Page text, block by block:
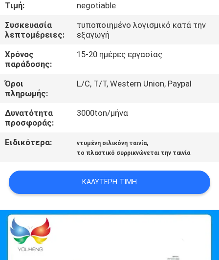
ΜΑΣ
ΕΛΆΤΕ
ΣΕ
ΕΠΑΦΉ
ΜΕ
ΕΙΔΉΣΕΙΣ
ΖΗΤΉΣΤΕ
ΑΠΌΣΠΑΣΜΑ
ΠΟΛΙΤΙΚΉ
ΑΠΟΡΡΉΤΟΥ
Τιμή:
negotiable
Συσκευασία
λεπτομέρειες:
τυποποιημένο λογισμικό κατά την
εξαγωγή
Χρόνος
παράδοσης:
15-20 ημέρες εργασίας
Όροι
πληρωμής:
L/C, T/T, Western Union, Paypal
Δυνατότητα
προσφοράς:
3000ton/μήνα
Ειδικότερα: ντυμένη σιλικόνη ταινία,
το πλαστικό συρρικνώνεται την ταινία
ΚΑΛΎΤΕΡΗ ΤΙΜΉ